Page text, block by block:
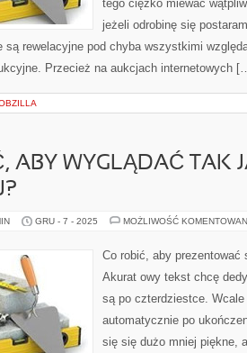
tego ciężko miewać
jeżeli odrobinę się
są rewelacyjne pod chyba wszystkimi
Przecież na aukcjach internetowych
ABY WYGLĄDAĆ TAK
GRU - 7 - 2025 MOŻLIWOŚĆ
Co robić, aby prezentować
Akurat owy tekst chcę
są po czterdziestce.
automatycznie po
się się dużo mniej piękne,